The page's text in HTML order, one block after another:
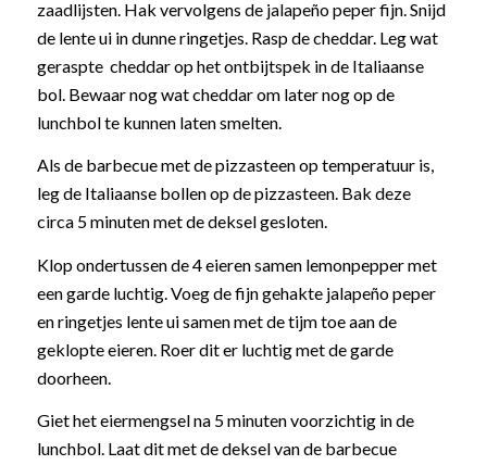
zaadlijsten. Hak vervolgens de jalapeño peper fijn. Snijd
de lente ui in dunne ringetjes. Rasp de cheddar. Leg wat
geraspte cheddar op het ontbijtspek in de Italiaanse
bol. Bewaar nog wat cheddar om later nog op de
lunchbol te kunnen laten smelten.
Als de barbecue met de pizzasteen op temperatuur is,
leg de Italiaanse bollen op de pizzasteen. Bak deze
circa 5 minuten met de deksel gesloten.
Klop ondertussen de 4 eieren samen lemonpepper met
een garde luchtig. Voeg de fijn gehakte jalapeño peper
en ringetjes lente ui samen met de tijm toe aan de
geklopte eieren. Roer dit er luchtig met de garde
doorheen.
Giet het eiermengsel na 5 minuten voorzichtig in de
lunchbol. Laat dit met de deksel van de barbecue